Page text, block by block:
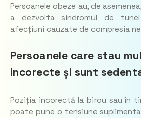
Persoanele obeze au, de
a dezvolta sindromul de
afecțiuni cauzate de compresia
Persoanele care stau
incorecte și sunt
Poziția incorectă la birou sau în
poate pune o tensiune